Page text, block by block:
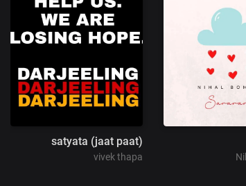
satyata (jaat paat)
vivek thapa